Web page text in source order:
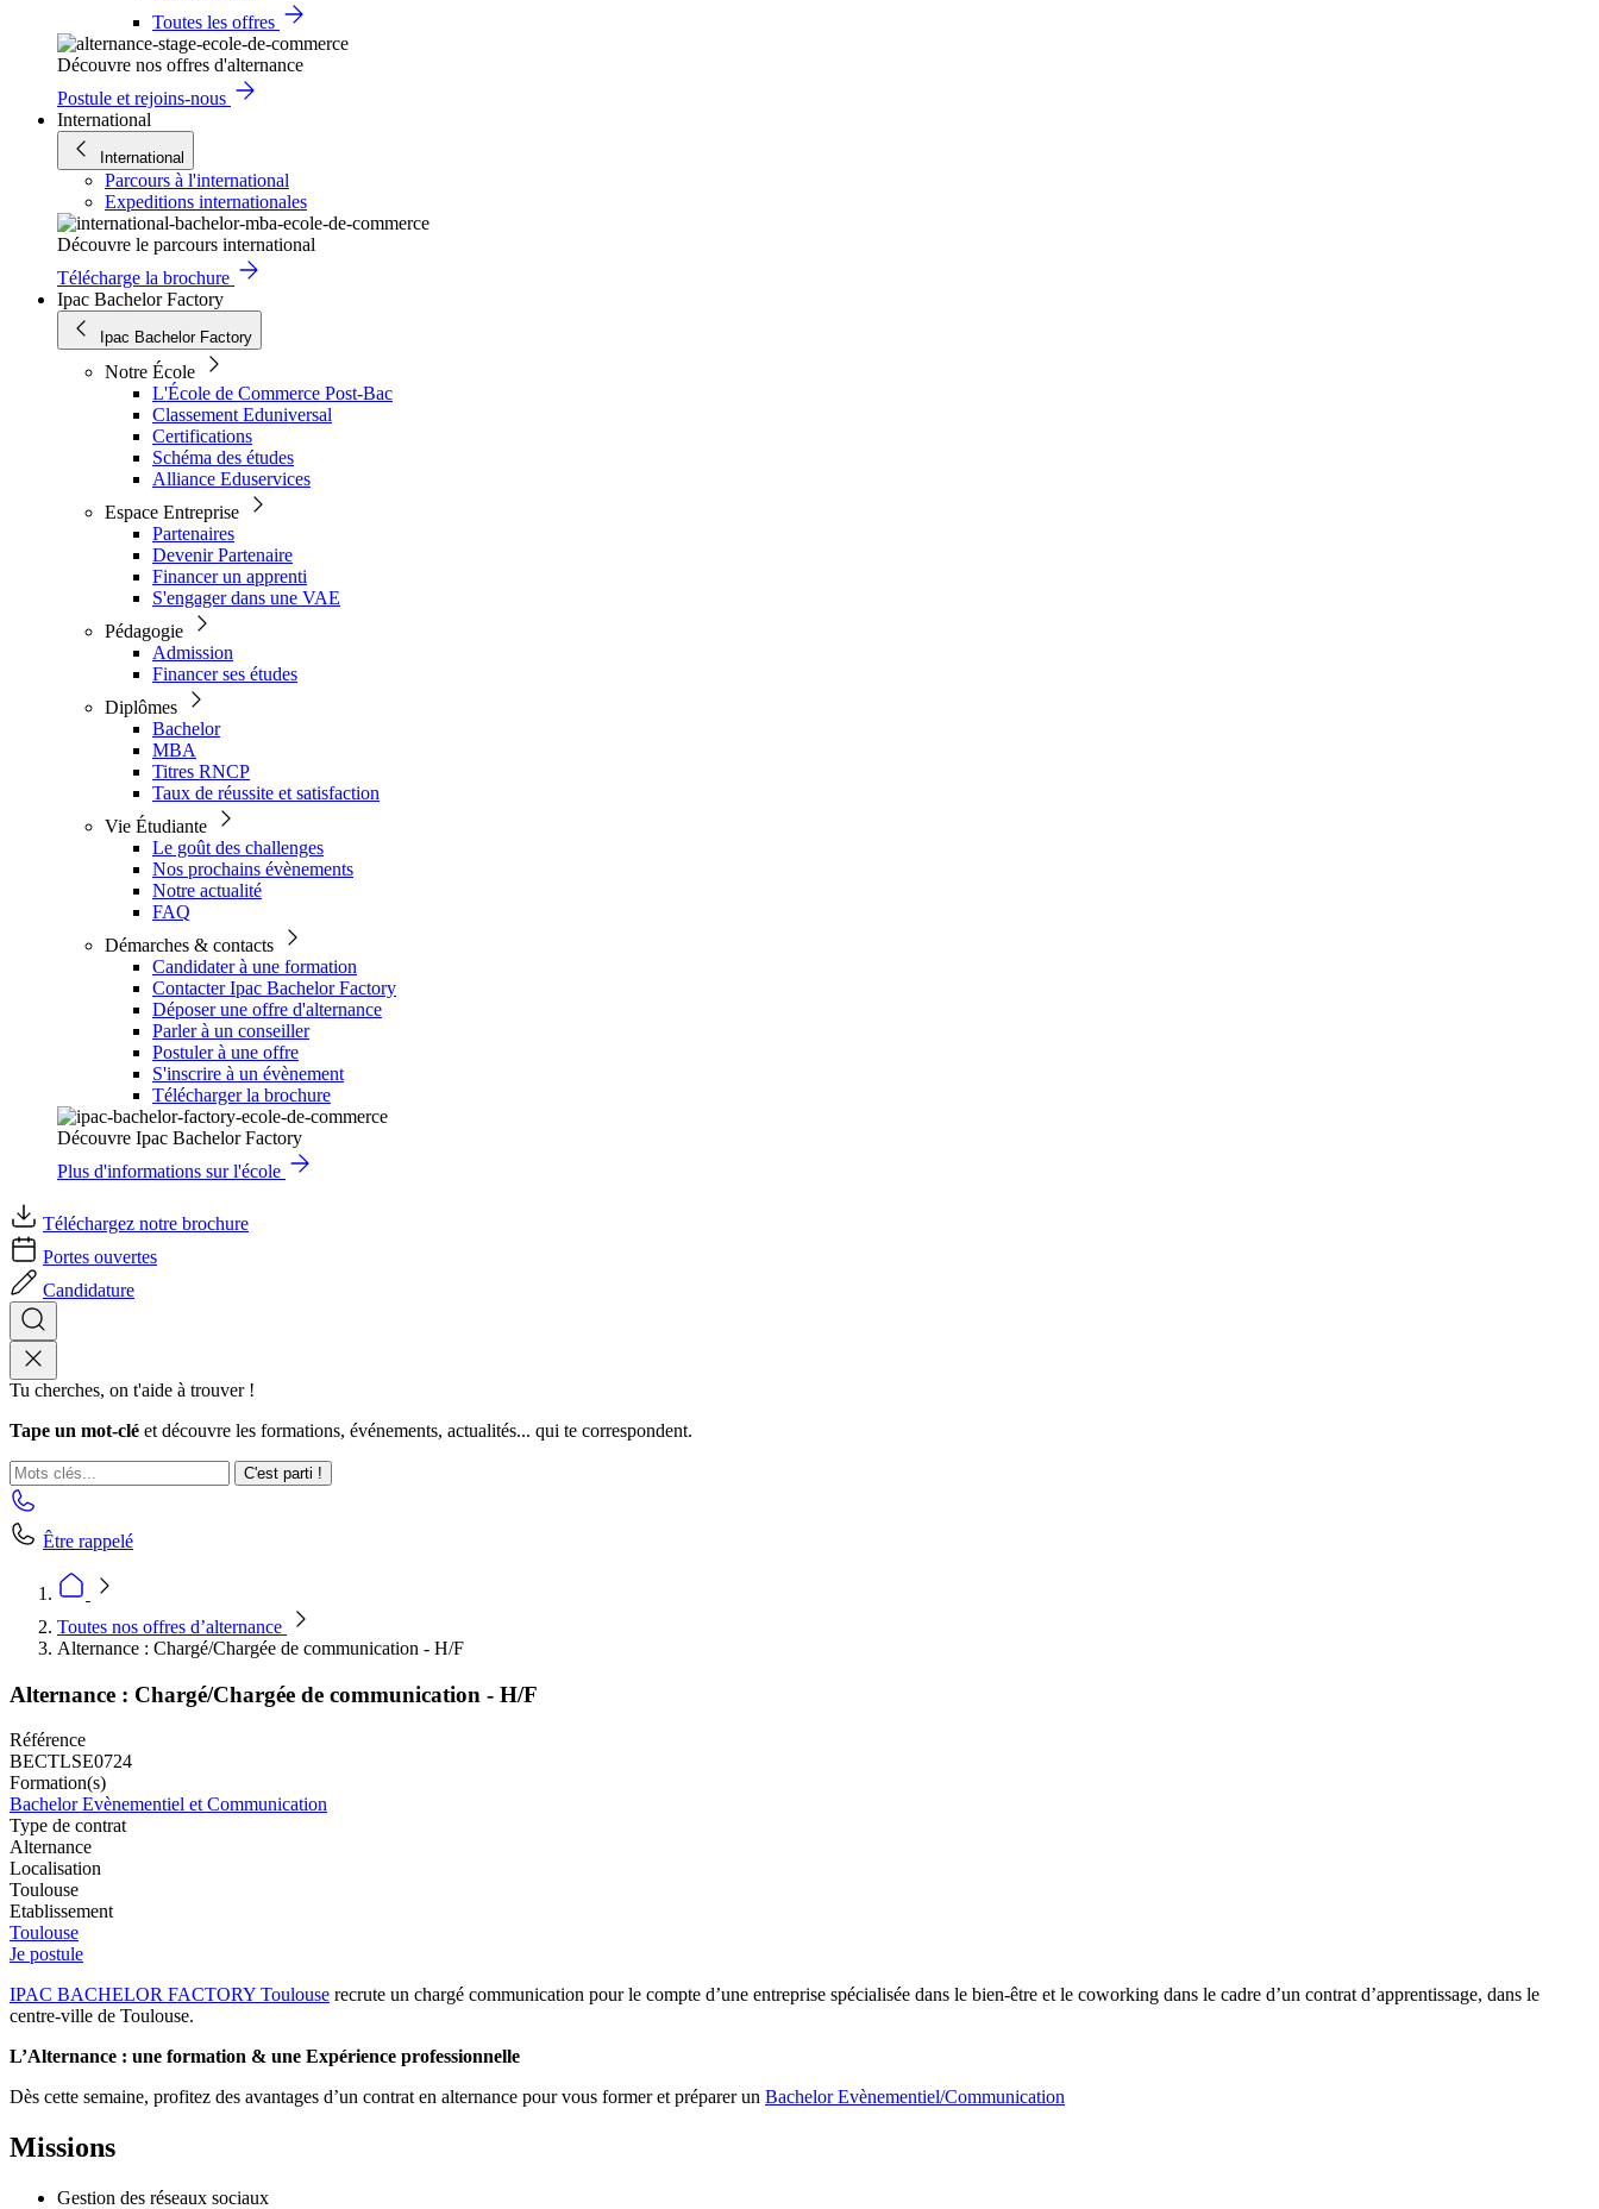
Toutes les offres
Découvre nos offres d'alternance
Postule et rejoins-nous
International
International
Parcours à l'international
Expeditions internationales
Découvre le parcours international
Télécharge la brochure
Ipac Bachelor Factory
Ipac Bachelor Factory
Notre École
L'École de Commerce Post-Bac
Classement Eduniversal
Certifications
Schéma des études
Alliance Eduservices
Espace Entreprise
Partenaires
Devenir Partenaire
Financer un apprenti
S'engager dans une VAE
Pédagogie
Admission
Financer ses études
Diplômes
Bachelor
MBA
Titres RNCP
Taux de réussite et satisfaction
Vie Étudiante
Le goût des challenges
Nos prochains évènements
Notre actualité
FAQ
Démarches & contacts
Candidater à une formation
Contacter Ipac Bachelor Factory
Déposer une offre d'alternance
Parler à un conseiller
Postuler à une offre
S'inscrire à un évènement
Télécharger la brochure
Découvre Ipac Bachelor Factory
Plus d'informations sur l'école
Téléchargez notre brochure
Portes ouvertes
Candidature
Tu cherches, on t'aide à trouver !
Tape un mot-clé et découvre les formations, événements, actualités... qui te correspondent.
C'est parti !
Être rappelé
Toutes nos offres d’alternance
Alternance : Chargé/Chargée de communication - H/F
Alternance : Chargé/Chargée de communication - H/F
Référence
BECTLSE0724
Formation(s)
Bachelor Evènementiel et Communication
Type de contrat
Alternance
Localisation
Toulouse
Etablissement
Toulouse
Je postule
IPAC BACHELOR FACTORY Toulouse recrute un chargé communication pour le compte d’une entreprise spécialisée dans le bien-être et le coworking dans le cadre d’un contrat d’apprentissage, dans le
centre-ville de Toulouse.
L’Alternance : une formation & une Expérience professionnelle
Dès cette semaine, profitez des avantages d’un contrat en alternance pour vous former et préparer un Bachelor Evènementiel/Communication
Missions
Gestion des réseaux sociaux